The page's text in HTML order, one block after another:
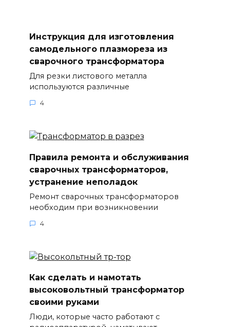
Инструкция для изготовления
самодельного плазмореза из
сварочного трансформатора
Для резки листового металла
используются различные
4
Правила ремонта и обслуживания
сварочных трансформаторов,
устранение неполадок
Ремонт сварочных трансформаторов
необходим при возникновении
4
Как сделать и намотать
высоковольтный трансформатор
своими руками
Люди, которые часто работают с